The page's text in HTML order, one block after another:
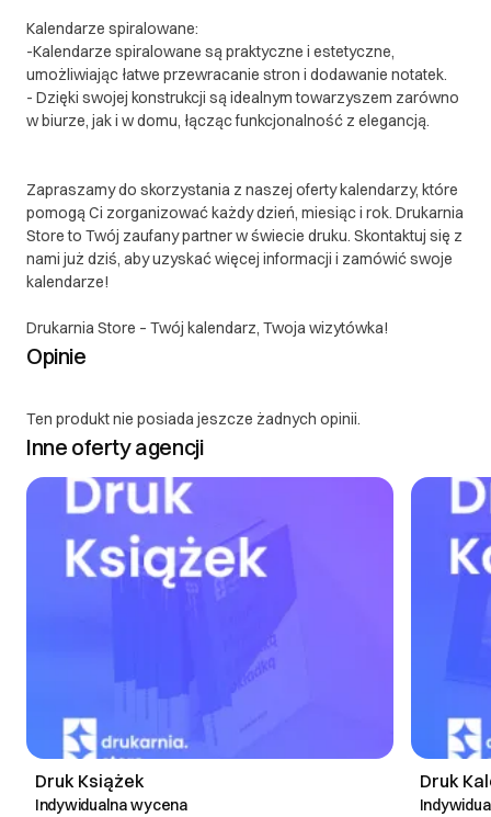
Kalendarze spiralowane:
-Kalendarze spiralowane są praktyczne i estetyczne,
umożliwiając łatwe przewracanie stron i dodawanie notatek.
- Dzięki swojej konstrukcji są idealnym towarzyszem zarówno
w biurze, jak i w domu, łącząc funkcjonalność z elegancją.
Zapraszamy do skorzystania z naszej oferty kalendarzy, które
pomogą Ci zorganizować każdy dzień, miesiąc i rok. Drukarnia
Store to Twój zaufany partner w świecie druku. Skontaktuj się z
nami już dziś, aby uzyskać więcej informacji i zamówić swoje
kalendarze!
Drukarnia Store – Twój kalendarz, Twoja wizytówka!
Opinie
Ten produkt nie posiada jeszcze żadnych opinii.
Inne oferty agencji
Druk Książek
Indywidualna wycena
Druk